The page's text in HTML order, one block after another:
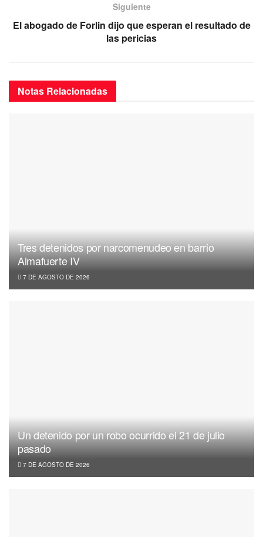
k
Siguiente
El abogado de Forlin dijo que esperan el resultado de
las pericias
Notas Relacionadas
Tres detenidos por narcomenudeo en barrio
Almafuerte IV
7 DE AGOSTO DE 2026
Un detenido por un robo ocurrido el 21 de julio
pasado
7 DE AGOSTO DE 2026